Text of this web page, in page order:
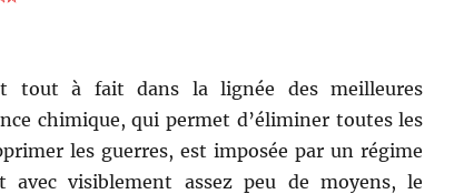
tout à fait dans la lignée des meilleures
chimique, qui permet d’éliminer toutes les
les guerres, est imposée par un régime
visiblement assez peu de moyens, le